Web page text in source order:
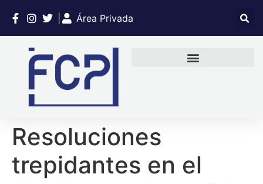
Área Privada
Resoluciones
trepidantes en el